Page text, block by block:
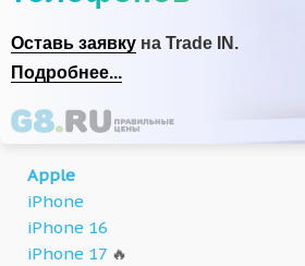
Оставь заявку на Trade IN.
Подробнее...
Apple
iPhone
iPhone 16
iPhone 17 🔥